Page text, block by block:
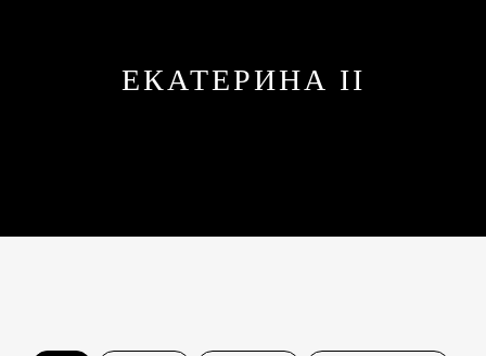
ЕКАТЕРИНА II